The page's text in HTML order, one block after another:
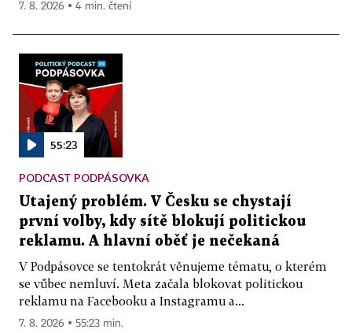
7. 8. 2026 ▪ 4 min. čtení
55:23
PODCAST PODPÁSOVKA
Utajený problém. V Česku se chystají
první volby, kdy sítě blokují politickou
reklamu. A hlavní oběť je nečekaná
V Podpásovce se tentokrát věnujeme tématu, o kterém
se vůbec nemluví. Meta začala blokovat politickou
reklamu na Facebooku a Instagramu a...
7. 8. 2026 ▪ 55:23 min.